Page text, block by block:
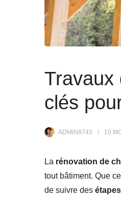
Travaux
clés
ADMIN8745 10
La rénovation de
tout bâtiment. Que
de suivre des